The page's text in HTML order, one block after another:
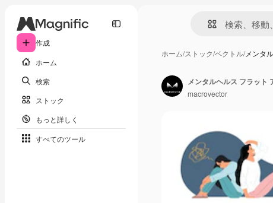
作成
ホーム
検索
ストック
もっと詳しく
すべてのツール
ホーム/ストック/ベクトル/メンタ
macrovector